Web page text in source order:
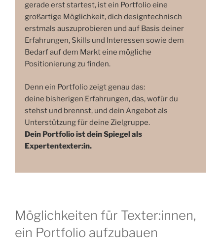
gerade erst startest, ist ein Portfolio eine
großartige Möglichkeit, dich designtechnisch
erstmals auszuprobieren und auf Basis deiner
Erfahrungen, Skills und Interessen sowie dem
Bedarf auf dem Markt eine mögliche
Positionierung zu finden.
Denn ein Portfolio zeigt genau das:
deine bisherigen Erfahrungen, das, wofür du
stehst und brennst, und dein Angebot als
Unterstützung für deine Zielgruppe.
Dein Portfolio ist dein Spiegel als
Expertentexter:in.
Möglichkeiten für Texter:innen,
ein Portfolio aufzubauen